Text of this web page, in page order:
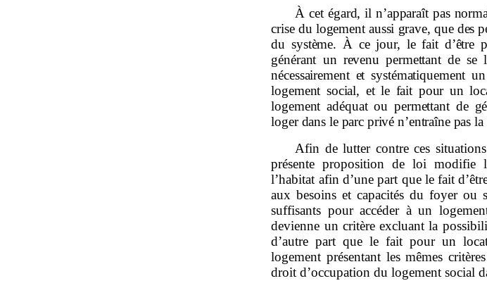
À cet égard, il n’apparaît pas
crise du logement aussi grave, que des
du système. À ce jour, le fait d’être
générant un revenu permettant de
nécessairement et systématiquement
logement social, et le fait pour un
logement adéquat ou permettant de
loger dans le parc privé n’entraîne pas
Afin de lutter contre ces
présente proposition de loi
l’habitat afin d’une part que le fait
aux besoins et capacités du foyer ou
suffisants pour accéder à un
devienne un critère excluant la
d’autre part que le fait pour un
logement présentant les mêmes
droit d’occupation du logement social